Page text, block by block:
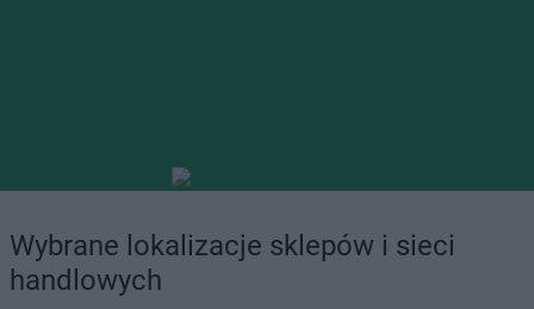
Wybrane lokalizacje sklepów i sieci
handlowych